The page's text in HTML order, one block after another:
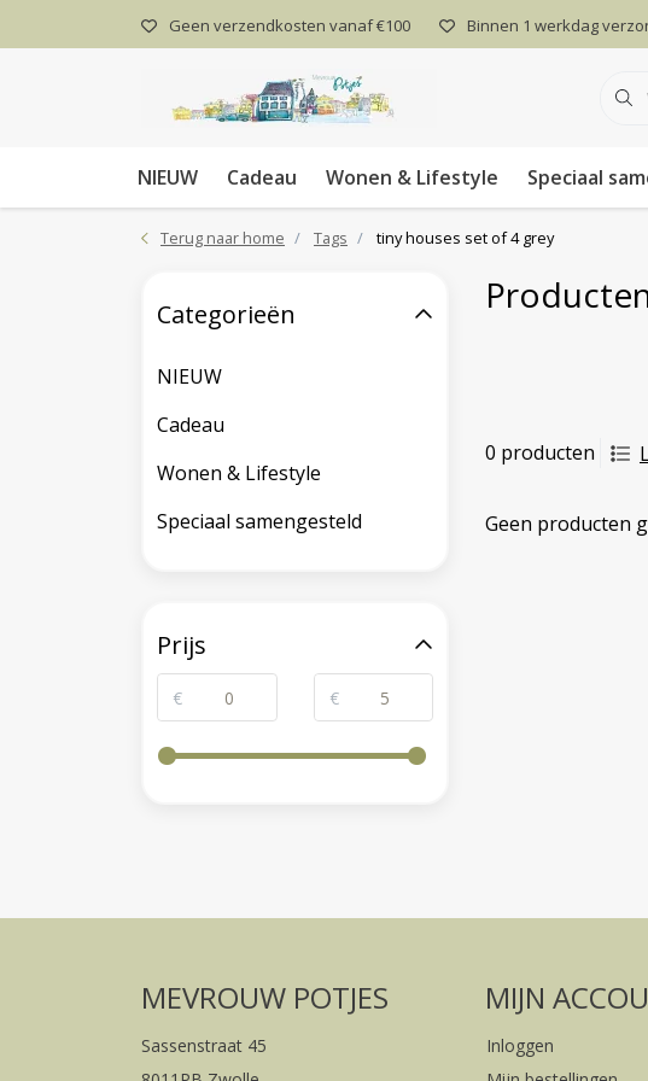
Geen verzendkosten vanaf €100 Binnen 1 werkdag
NIEUW Cadeau Wonen & Lifestyle Speciaal
Terug naar home Tags tiny houses set of 4 grey
0 producten
Geen producten
Categorieën
NIEUW
Cadeau
Wonen & Lifestyle
Speciaal samengesteld
Prijs
€ €
MEVROUW POTJES
Sassenstraat 45
MIJN
Inloggen